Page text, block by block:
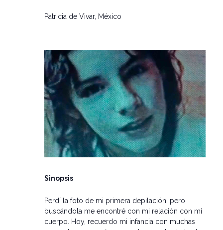
Patricia de Vivar, México
Sinopsis
Perdí la foto de mi primera depilación, pero
buscándola me encontré con mi relación con mi
cuerpo. Hoy, recuerdo mi infancia con muchas